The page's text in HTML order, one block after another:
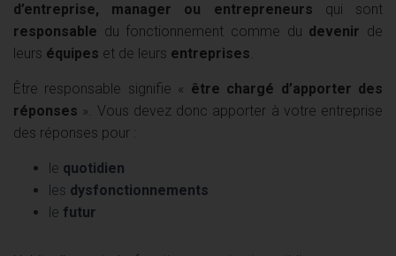
d’entreprise, manager ou entrepreneurs qui sont
responsable du fonctionnement comme du devenir de
leurs équipes et de leurs entreprises
Être responsable signifie « être chargé d’apporter des
réponses ». Vous devez donc apporter à votre entreprise
des réponses pour :
le quotidien
les dysfonctionnements
le futur